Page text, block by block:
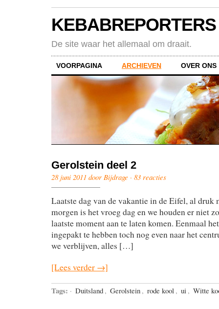
KEBABREPORTERS
De site waar het allemaal om draait.
VOORPAGINA ARCHIEVEN OVER ONS
Gerolstein deel 2
28 juni 2011 door Bijdrage · 83 reacties
Laatste dag van de vakantie in de Eifel, al druk
morgen is het vroeg dag en we houden er niet
laatste moment aan te laten komen. Eenmaal
ingepakt te hebben toch nog even naar het
we verblijven, alles […]
[Lees verder →]
Tags: · Duitsland , Gerolstein , rode kool , ui , Witte